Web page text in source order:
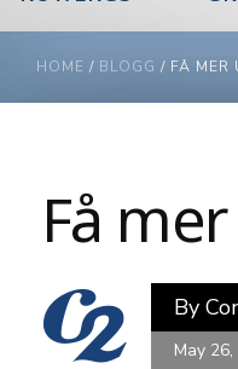
YOU ARE
HOME / BLOGG / FÅ MER
Få
By
May